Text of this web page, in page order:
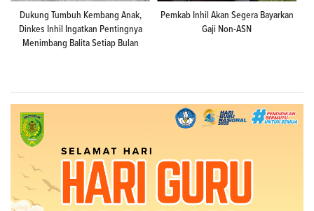
Dukung Tumbuh Kembang Anak,
Dinkes Inhil Ingatkan Pentingnya
Menimbang Balita Setiap Bulan
Pemkab Inhil Akan Segera Bayarkan
Gaji Non-ASN